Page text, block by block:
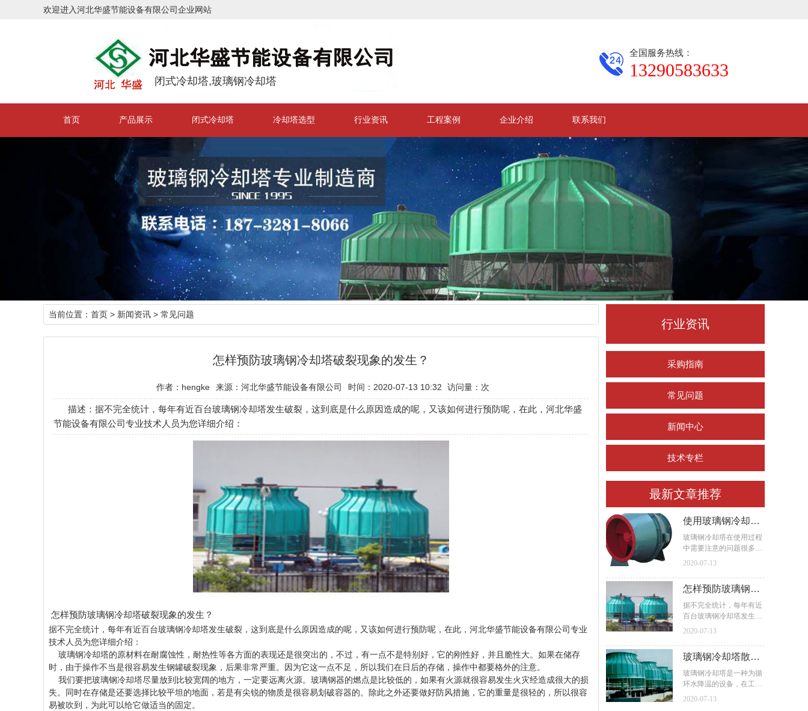
欢迎进入河北华盛节能设备有限公司企业网站
闭式冷却塔,玻璃钢冷却塔
全国服务热线：
13290583633
首页 产品展示 闭式冷却塔 冷却塔选型 行业资讯 工程案例 企业介绍 联系我们
行业资讯
采购指南
常见问题
新闻中心
技术专栏
最新文章推荐
使用玻璃钢冷却塔
时，应考虑风机的
五大问题
玻璃钢冷却塔在使用过程
中需要注意的问题很多，
其中必须考虑风机的使用
下这五个： 1、风机外壳
2、电机外壳， 3、反向旋
转， 4、电流， 5、维
护，
2020-07-13
怎样预防玻璃钢冷
却塔破裂现象的发
生？
据不完全统计，每年有近
百台玻璃钢冷却塔发生破
裂，这到底是什么原因造
防呢，在此，河北华盛节
能设备有限公司专业技术
人员为您详细介绍：
2020-07-13
玻璃钢冷却塔散热
系统需要检查哪些
部位
玻璃钢冷却塔是一种为循
环水降温的设备，在工业
生产和居民生活中发挥重
2020-07-13
当前位置： 首页 > 新闻资讯 > 常见问题
怎样预防玻璃钢冷却塔破裂现象的发生？
作者：hengke 来源：河北华盛节能设备有限公司 时间：2020-07-13 10:32 访问量： 次
描述：据不完全统计，每年有近百台玻璃钢冷却塔发生破裂，这到底是什么原因造成的呢，又该如何进行预防呢，在此，河北华盛
节能设备有限公司专业技术人员为您详细介绍：
怎样预防玻璃钢冷却塔破裂现象的发生？
据不完全统计，每年有近百台玻璃钢冷却塔发生破裂，这到底是什么原因造成的呢，又该如何进行预防呢，在此，河北华盛节能设备有限公司专业
技术人员为您详细介绍：
玻璃钢冷却塔的原材料在耐腐蚀性，耐热性等各方面的表现还是很突出的，不过，有一点不是特别好，它的刚性好，并且脆性大。如果在储存
时，由于操作不当是很容易发生钢罐破裂现象，后果非常严重。因为它这一点不足，所以我们在日后的存储，操作中都要格外的注意。
我们要把玻璃钢冷却塔尽量放到比较宽阔的地方，一定要远离火源。玻璃钢器的燃点是比较低的，如果有火源就很容易发生火灾经造成很大的损
失。同时在存储是还要选择比较平坦的地面，若是有尖锐的物质是很容易划破容器的。除此之外还要做好防风措施，它的重量是很轻的，所以很容
易被吹到，为此可以给它做适当的固定。